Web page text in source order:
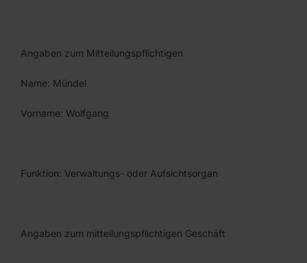
Angaben zum Mitteilungspflichtigen
Name: Mündel
Vorname: Wolfgang
Funktion: Verwaltungs- oder Aufsichtsorgan
Angaben zum mitteilungspflichtigen Geschäft